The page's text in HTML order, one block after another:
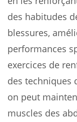
des habitudes
blessures,
performances
exercices de
des techniques
on peut
muscles des